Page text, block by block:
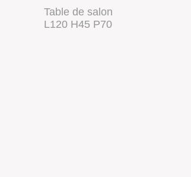
Table de salon
L120 H45 P70